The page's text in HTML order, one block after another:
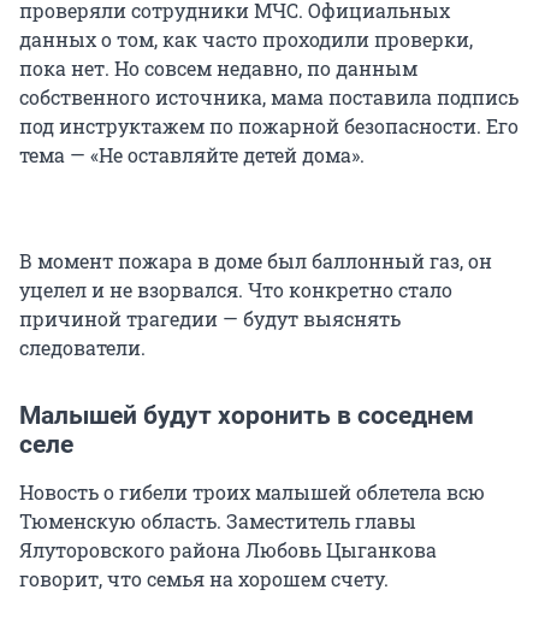
проверяли сотрудники МЧС. Официальных
данных о том, как часто проходили проверки,
пока нет. Но совсем недавно, по данным
собственного источника, мама поставила подпись
под инструктажем по пожарной безопасности. Его
тема — «Не оставляйте детей дома».
В момент пожара в доме был баллонный газ, он
уцелел и не взорвался. Что конкретно стало
причиной трагедии — будут выяснять
следователи.
Малышей будут хоронить в соседнем
селе
Новость о гибели троих малышей облетела всю
Тюменскую область. Заместитель главы
Ялуторовского района Любовь Цыганкова
говорит, что семья на хорошем счету.